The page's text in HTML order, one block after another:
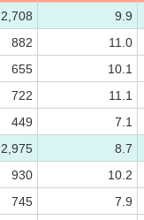
2,708 9.9
882 11.0
655 10.1
722 11.1
449 7.1
2,975 8.7
930 10.2
745 7.9